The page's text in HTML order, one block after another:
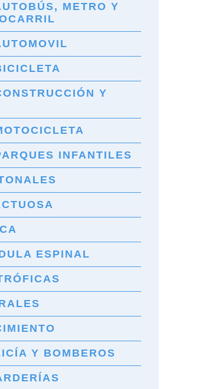
METRO Y
Y
INFANTILES
ESPINAL
Y BOMBEROS